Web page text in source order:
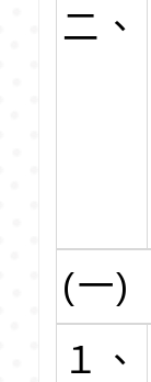
二、
(一)
１、